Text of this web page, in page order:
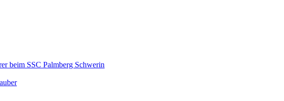
beim SSC Palmberg Schwerin